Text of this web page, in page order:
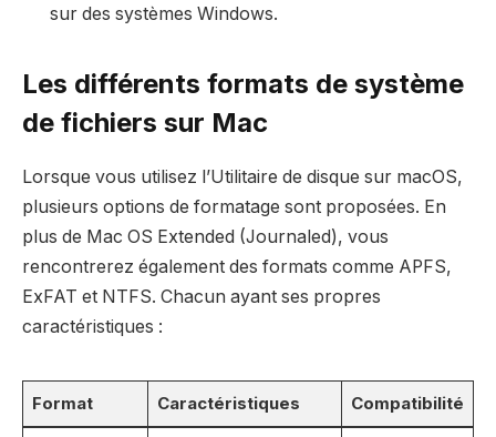
sur des systèmes Windows.
Les différents formats de système
de fichiers sur Mac
Lorsque vous utilisez l’Utilitaire de disque sur macOS,
plusieurs options de formatage sont proposées. En
plus de Mac OS Extended (Journaled), vous
rencontrerez également des formats comme APFS,
ExFAT et NTFS. Chacun ayant ses propres
caractéristiques :
Format Caractéristiques Compatibilité